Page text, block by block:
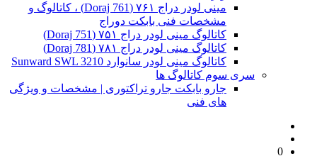
مینی لودر دراج ۷۶۱ (Doraj 761) ، کاتالوگ و
مشخصات فنی بابکت دوراج
کاتالوگ مینی لودر دراج ۷۵۱ (Doraj 751)
کاتالوگ مینی لودر دراج ۷۸۱ (Doraj 781)
کاتالوگ مینی لودر سانوارد Sunward SWL 3210
سری سوم کاتالوگ ها
جارو بابکت جارو تراکتوری | مشخصات و ویژگی
های فنی
0